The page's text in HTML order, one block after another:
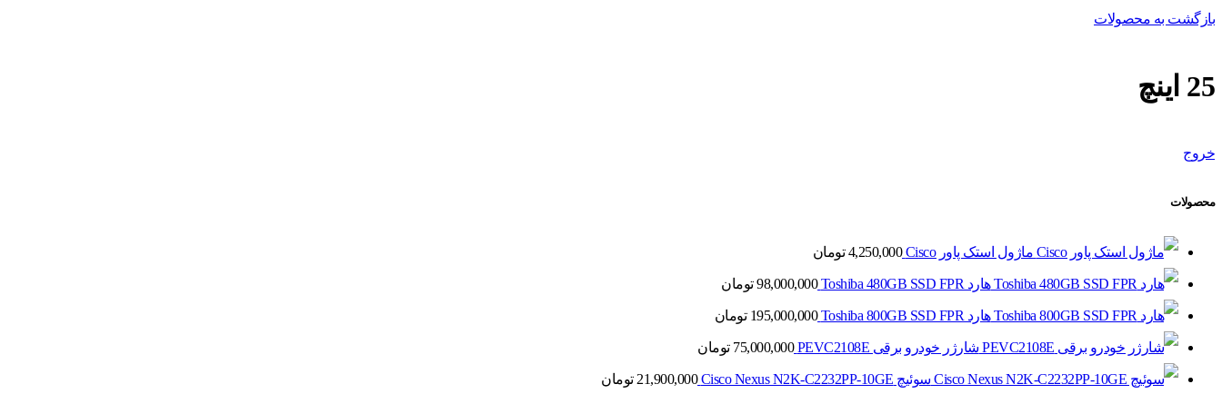
بازگشت به محصولات
25 اینچ
خروج
محصولات
ماژول استک پاور Cisco 4,250,000 تومان
هارد Toshiba 480GB SSD FPR 98,000,000 تومان
هارد Toshiba 800GB SSD FPR 195,000,000 تومان
شارژر خودرو برقی PEVC2108E 75,000,000 تومان
سوئیچ Cisco Nexus N2K-C2232PP-10GE 21,900,000 تومان